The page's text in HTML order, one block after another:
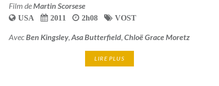
Film de Martin Scorsese
USA 2011 2h08 VOST
Avec Ben Kingsley, Asa Butterfield, Chloë Grace Moretz
LIRE PLUS